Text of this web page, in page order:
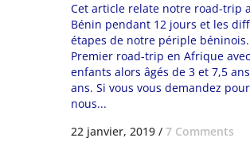
Cet article relate notre road-trip
Bénin pendant 12 jours et les
étapes de notre périple béninois.
Premier road-trip en Afrique
enfants alors âgés de 3 et 7,5
ans. Si vous vous demandez
nous...
22 janvier, 2019 / 7 Comments